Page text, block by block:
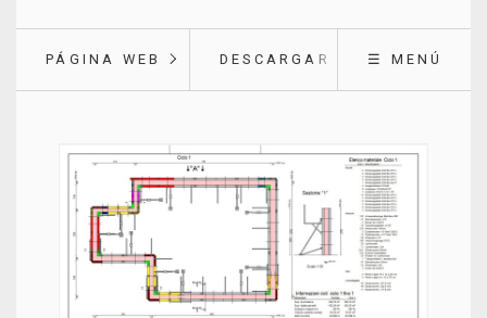
PÁGINA WEB DESCARGAR ☰ MENÚ